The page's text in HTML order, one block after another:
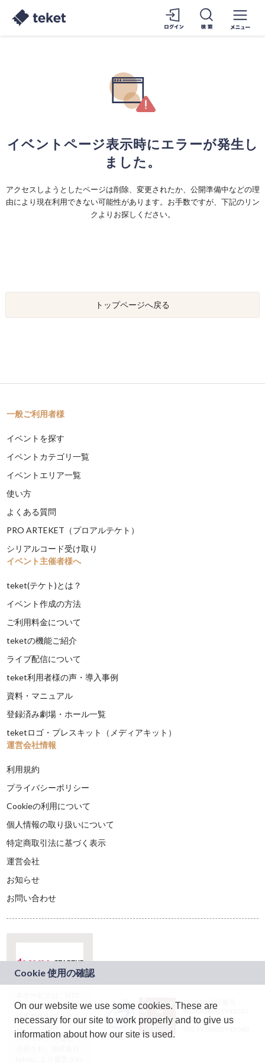
イベントページ表示時にエラーが発生し
ました。
アクセスしようとしたページは削除、変更されたか、公開準備中などの理
由により現在利用できない可能性があります。お手数ですが、下記のリン
クよりお探しください。
トップページへ戻る
一般ご利用者様
イベントを探す
イベントカテゴリ一覧
イベントエリア一覧
使い方
よくある質問
PRO ARTEKET（プロアルテケト）
シリアルコード受け取り
イベント主催者様へ
teket(テケト)とは？
イベント作成の方法
ご利用料金について
teketの機能ご紹介
ライブ配信について
teket利用者様の声・導入事例
資料・マニュアル
登録済み劇場・ホール一覧
teketロゴ・プレスキット（メディアキット）
運営会社情報
利用規約
プライバシーポリシー
Cookieの利用について
個人情報の取り扱いについて
特定商取引法に基づく表示
運営会社
お知らせ
お問い合わせ
ドコモグループの新
規事業創出プログラ
ム「docomo
STARTUP」を通じて
JASRAC許諾番号：
9024936001Y45037
JASRAC許諾番号：
On our website we use some cookies. These are
necessary for our site to work properly and to give us
information about how our site is used.